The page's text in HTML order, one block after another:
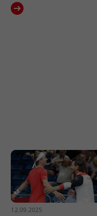
12.09.2025